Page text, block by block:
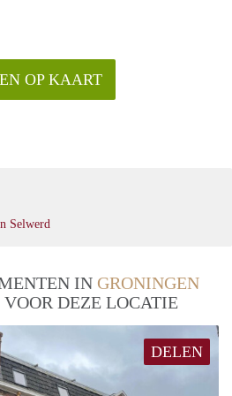
OP KAART
Selwerd
IN GRONINGEN
DEZE LOCATIE
DELEN